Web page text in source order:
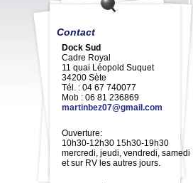
Contact
Dock Sud
Cadre Royal
11 quai Léopold Suquet
34200 Sète
Tél. : 04 67 740077
Mob : 06 81 236869
martinbez07@gmail.com
Ouverture:
10h30-12h30 15h30-19h30
mercredi, jeudi, vendredi, samedi
et sur RV les autres jours.